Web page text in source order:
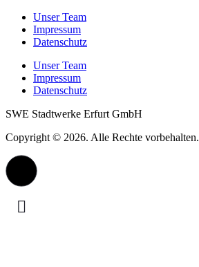
Unser Team
Impressum
Datenschutz
Unser Team
Impressum
Datenschutz
SWE Stadtwerke Erfurt GmbH
Copyright © 2026. Alle Rechte vorbehalten.